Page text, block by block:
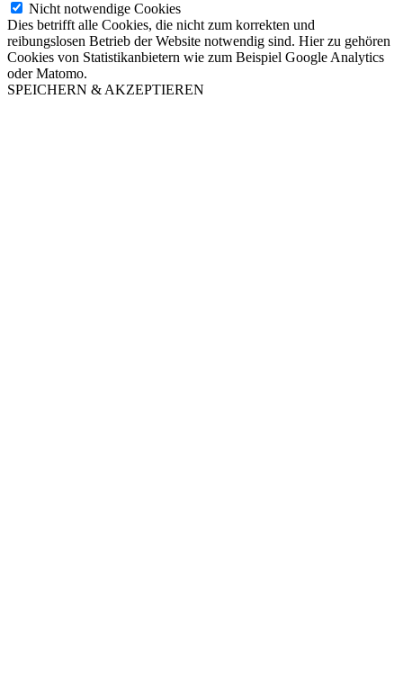
Nicht notwendige Cookies
Dies betrifft alle Cookies, die nicht zum korrekten und
reibungslosen Betrieb der Website notwendig sind. Hier zu gehören
Cookies von Statistikanbietern wie zum Beispiel Google Analytics
oder Matomo.
SPEICHERN & AKZEPTIEREN